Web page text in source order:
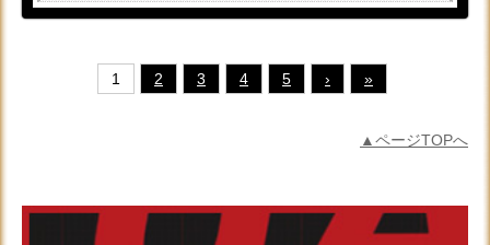
1 2 3 4 5 › »
▲ページTOPへ